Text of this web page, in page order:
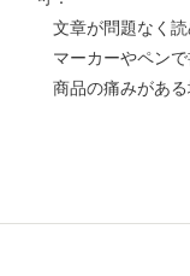
文章が問題なく読
マーカーやペンで
商品の痛みがある